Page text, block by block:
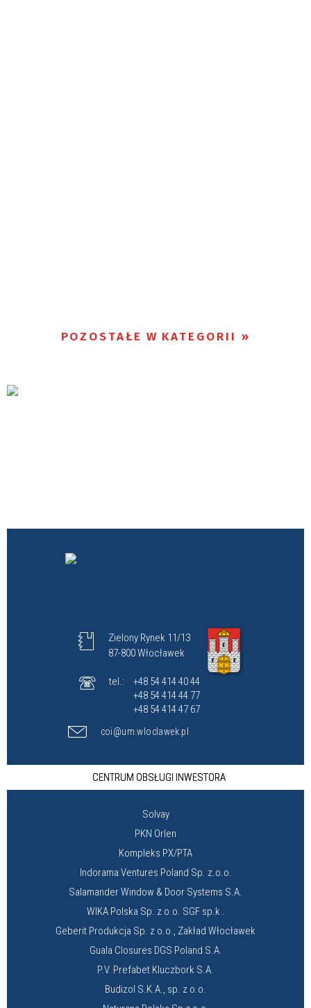
POZOSTAŁE W KATEGORII
Zielony Rynek 11/13
87-800 Włocławek
tel.:
+48 54 414 40 44
+48 54 414 44 77
+48 54 414 47 67
coi@um.wloclawek.pl
CENTRUM OBSŁUGI INWESTORA
Solvay
PKN Orlen
Kompleks PX/PTA
Indorama Ventures Poland Sp. z.o.o.
Salamander Window & Door Systems S.A.
WIKA Polska Sp. z o.o. SGF sp.k .
Geberit Produkcja Sp. z o.o., Zakład Włocławek
Guala Closures DGS Poland S.A.
P.V. Prefabet Kluczbork S.A.
Budizol S.K.A., sp. z o.o.